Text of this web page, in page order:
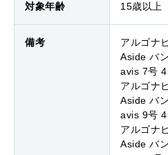
対象年齢 15歳以上
備考
アルゴナ
Aside バ
avis 7号
アルゴナ
Aside バ
avis 9号
アルゴナ
Aside バ